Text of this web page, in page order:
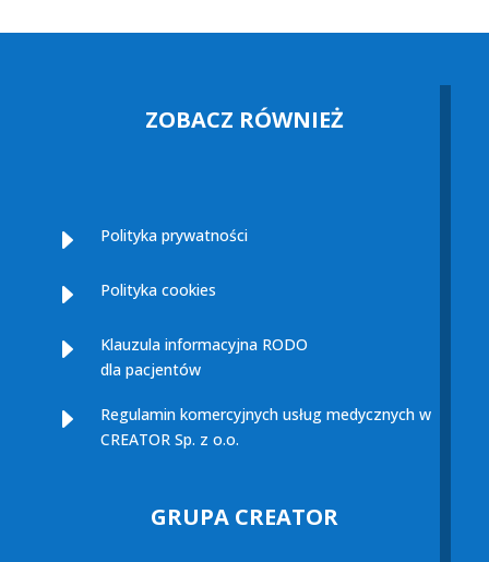
ZOBACZ RÓWNIEŻ
E Polityka prywatności
E Polityka cookies
E
Klauzula informacyjna RODO
dla pacjentów
E
Regulamin komercyjnych usług medycznych w
CREATOR Sp. z o.o.
GRUPA CREATOR